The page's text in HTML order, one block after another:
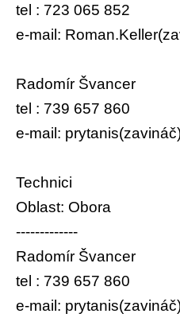
tel : 723 065 852
e-mail:
Radomír Švancer
tel : 739 657 860
e-mail:
Technici
Oblast: Obora
-------------
Radomír Švancer
tel : 739 657 860
e-mail: